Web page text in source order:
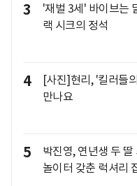
3
'재벌 3세' 바이브는
랙 시크의 정석
4
[사진]현리, '킬러들
만나요
5
박진영, 연년생 두 딸
놀이터 갖춘 럭셔리